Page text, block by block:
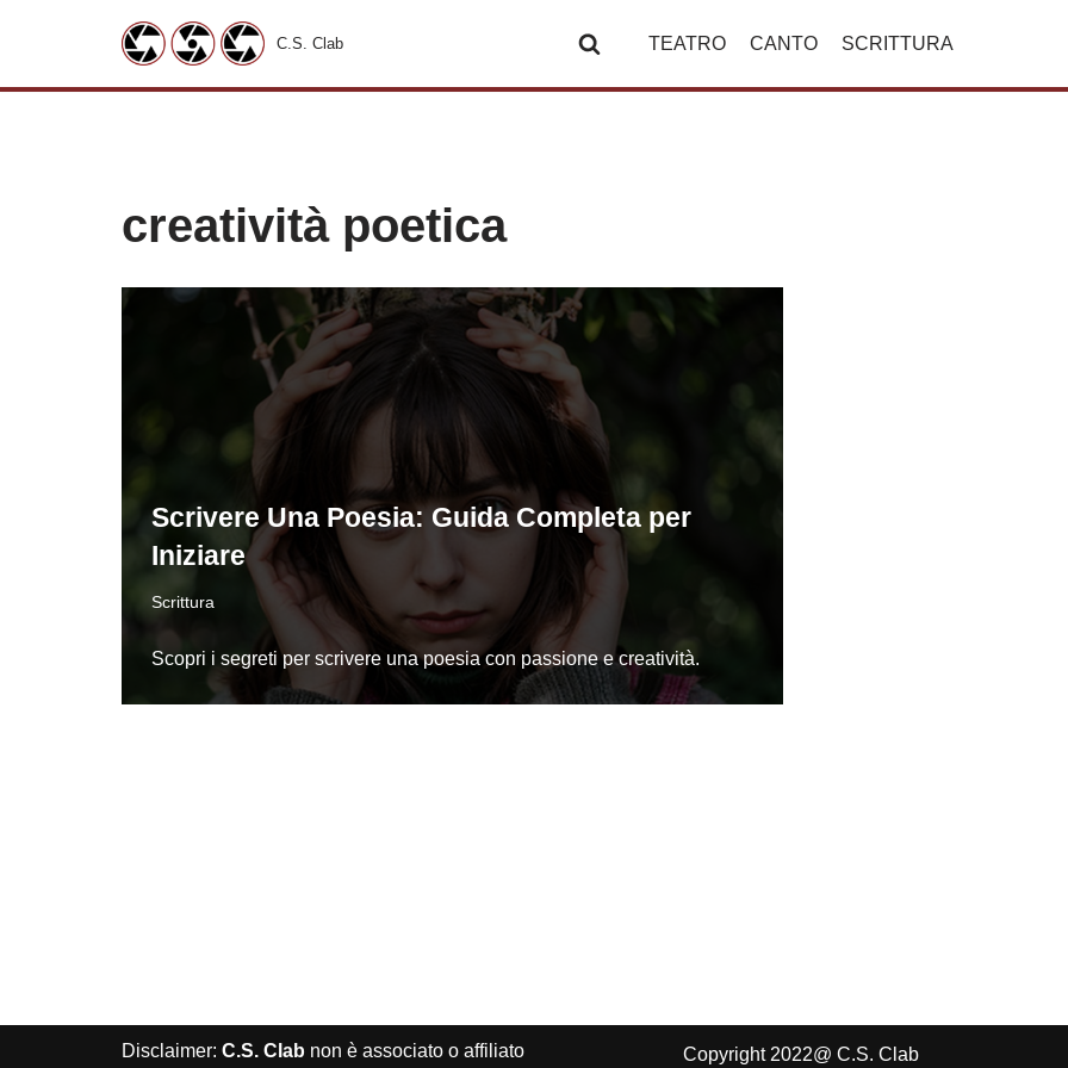
al
C.S. Clab TEATRO CANTO SCRITTURA
creatività poetica
Scrivere Una Poesia: Guida Completa per
Iniziare
Scrittura
Scopri i segreti per scrivere una poesia con passione e creatività.
Disclaimer: C.S. Clab non è associato o affiliato Copyright 2022@ C.S. Clab